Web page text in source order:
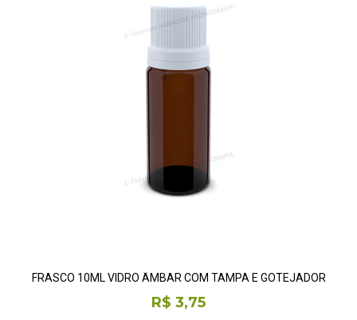
FRASCO 10ML VIDRO ÂMBAR COM TAMPA E GOTEJADOR
R$ 3,75